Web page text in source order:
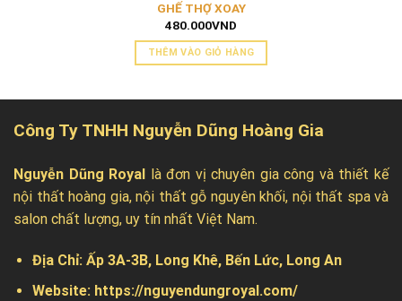
GHẾ THỢ XOAY
480.000VND
THÊM VÀO GIỎ HÀNG
Công Ty TNHH Nguyễn Dũng Hoàng Gia
Nguyễn Dũng Royal là đơn vị chuyên gia công và thiết kế
nội thất hoàng gia, nội thất gỗ nguyên khối, nội thất spa và
salon chất lượng, uy tín nhất Việt Nam.
Địa Chỉ: Ấp 3A-3B, Long Khê, Bến Lức, Long An
Website: https://nguyendungroyal.com/